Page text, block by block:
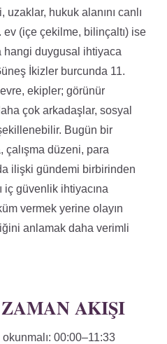
hukuk alanını canlı
ev (içe çekilme, bilinçaltı) ise
hangi duygusal ihtiyaca
İkizler burcunda 11.
ekipler; görünür
çok arkadaşlar, sosyal
Bugün bir
çalışma düzeni, para
ilişki gündemi birbirinden
iç güvenlik ihtiyacına
vermek yerine olayın
anlamak daha verimli
AKIŞI
00:00–11:33